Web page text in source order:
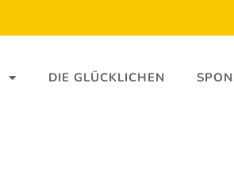
DIE GLÜCKLICHEN